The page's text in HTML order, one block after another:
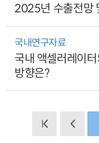
2025년 수출전망
국내연구자료
국내 액셀러레이
방향은?